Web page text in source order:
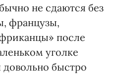
не сдаются без
французы,
после
уголке
быстро